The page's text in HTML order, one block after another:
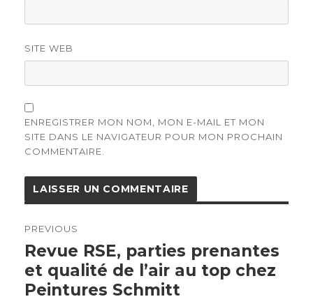
SITE WEB
ENREGISTRER MON NOM, MON E-MAIL ET MON
SITE DANS LE NAVIGATEUR POUR MON PROCHAIN
COMMENTAIRE.
de
l’article
PREVIOUS
Previous
post:
Revue RSE, parties prenantes
et qualité de l’air au top chez
Peintures Schmitt